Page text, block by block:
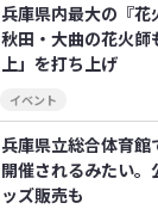
兵庫県内最大の『花
秋田・大曲の花火
上」を打ち上げ
イベント
兵庫県立総合体育
開催されるみたい
ッズ販売も